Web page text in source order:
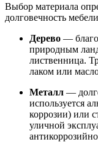
Выбор материала
долговечность
Дерево —
природным
лиственница.
лаком или
Металл —
используется
коррозии) или
уличной